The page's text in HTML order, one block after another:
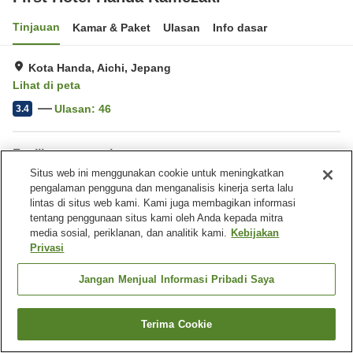
Tinjauan Kamar & Paket Ulasan Info dasar
Kota Handa, Aichi, Jepang
Lihat di peta
3.4 Ulasan: 46
Fasilitas properti
Tempat parkir
Mandi jet
Sauna
Pemandian udara terbuka
(air panas)
Beranda
First Hotel Handa Kamezaki
Cari kamar
Situs web ini menggunakan cookie untuk meningkatkan
pengalaman pengguna dan menganalisis kinerja serta lalu
lintas di situs web kami. Kami juga membagikan informasi
tentang penggunaan situs kami oleh Anda kepada mitra
media sosial, periklanan, dan analitik kami. Kebijakan
Privasi
Jangan Menjual Informasi Pribadi Saya
Terima Cookie